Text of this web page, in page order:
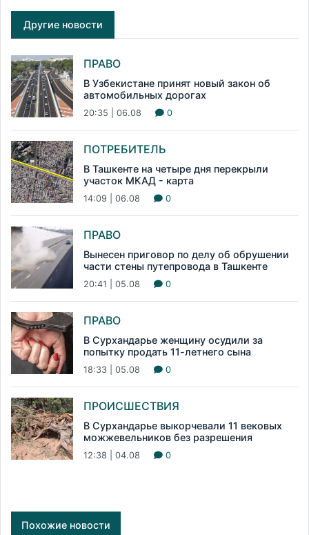
Другие новости
ПРАВО
В Узбекистане принят новый закон об
автомобильных дорогах
20:35 | 06.08 0
ПОТРЕБИТЕЛЬ
В Ташкенте на четыре дня перекрыли
участок МКАД - карта
14:09 | 06.08 0
ПРАВО
Вынесен приговор по делу об обрушении
части стены путепровода в Ташкенте
20:41 | 05.08 0
ПРАВО
В Сурхандарье женщину осудили за
попытку продать 11-летнего сына
18:33 | 05.08 0
ПРОИСШЕСТВИЯ
В Сурхандарье выкорчевали 11 вековых
можжевельников без разрешения
12:38 | 04.08 0
Похожие новости